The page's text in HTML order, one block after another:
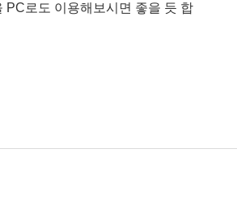
PC로도 이용해보시면 좋을 듯 합